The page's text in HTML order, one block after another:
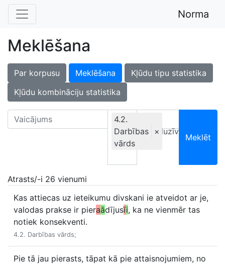
Norma
Meklēšana
Par korpusu Meklēšana
Kļūdu tipu statistika
Kļūdu kombināciju statistika
4.2.
Darbības
vārds
×
Ekskluzīvi
Meklēt
Atrasts/-i 26 vienumi
Kas attiecas uz ieteikumu divskani ie atveidot ar je,
valodas prakse ir pieraādījusīi, ka ne vienmēr tas
notiek konsekventi.
4.2. Darbības vārds;
Pie tā jau pierasts, tāpat kā pie attaisnojumiem, no